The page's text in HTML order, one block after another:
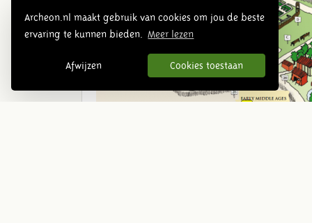
Archeon.nl maakt gebruik van cookies om jou de beste
ervaring te kunnen bieden.
Meer lezen
Afwijzen Cookies toestaan